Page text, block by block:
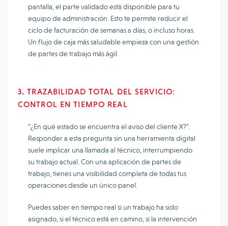
pantalla, el parte validado está disponible para tu
equipo de administración. Esto te permite reducir el
ciclo de facturación de semanas a días, o incluso horas.
Un flujo de caja más saludable empieza con una gestión
de partes de trabajo más ágil.
3. TRAZABILIDAD TOTAL DEL SERVICIO:
CONTROL EN TIEMPO REAL
“¿En qué estado se encuentra el aviso del cliente X?”.
Responder a esta pregunta sin una herramienta digital
suele implicar una llamada al técnico, interrumpiendo
su trabajo actual. Con una aplicación de partes de
trabajo, tienes una visibilidad completa de todas tus
operaciones desde un único panel.
Puedes saber en tiempo real si un trabajo ha sido
asignado, si el técnico está en camino, si la intervención